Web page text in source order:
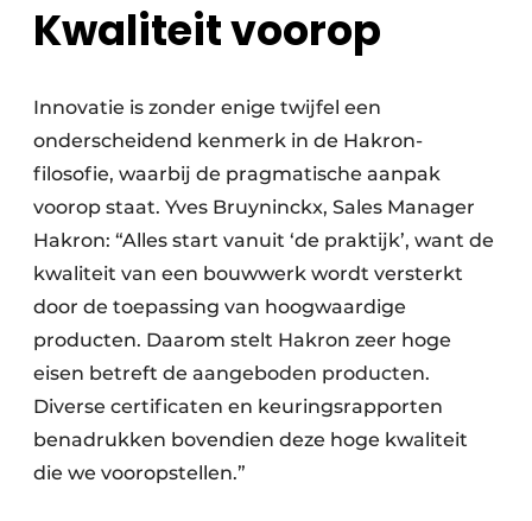
Kwaliteit voorop
Innovatie is zonder enige twijfel een
onderscheidend kenmerk in de Hakron-
filosofie, waarbij de pragmatische aanpak
voorop staat. Yves Bruyninckx, Sales Manager
Hakron: “Alles start vanuit ‘de praktijk’, want de
kwaliteit van een bouwwerk wordt versterkt
door de toepassing van hoogwaardige
producten. Daarom stelt Hakron zeer hoge
eisen betreft de aangeboden producten.
Diverse certificaten en keuringsrapporten
benadrukken bovendien deze hoge kwaliteit
die we vooropstellen.”